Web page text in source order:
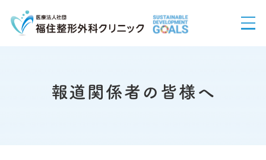
報道関係者の皆様へ